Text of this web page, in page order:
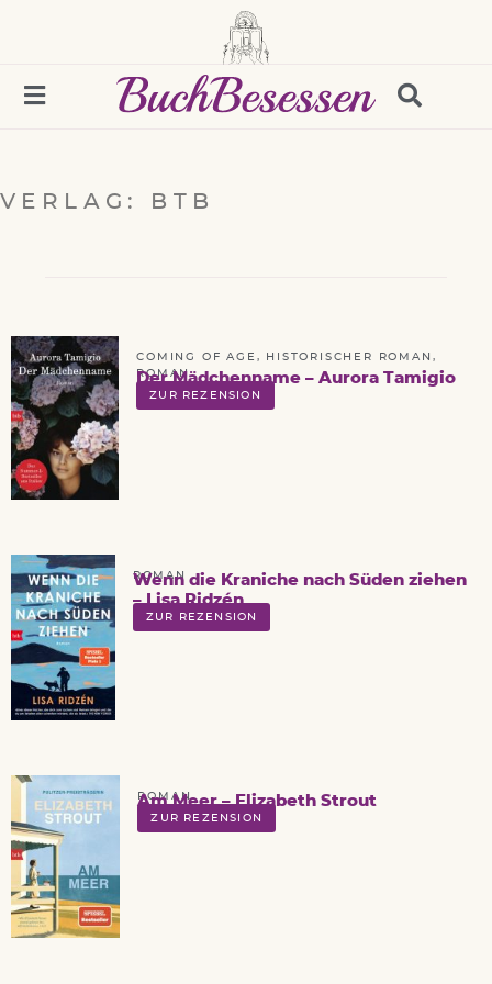
VERLAG: BTB
COMING OF AGE , HISTORISCHER ROMAN ,
ROMAN
Der Mädchenname – Aurora Tamigio
ZUR REZENSION
ROMAN
Wenn die Kraniche nach Süden ziehen
– Lisa Ridzén
ZUR REZENSION
ROMAN
Am Meer – Elizabeth Strout
ZUR REZENSION